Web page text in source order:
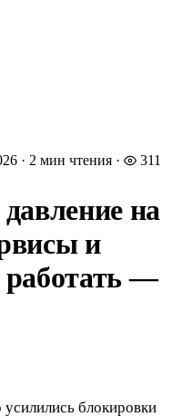
· 2 мин чтения · 311
на
и
работать —
блокировки